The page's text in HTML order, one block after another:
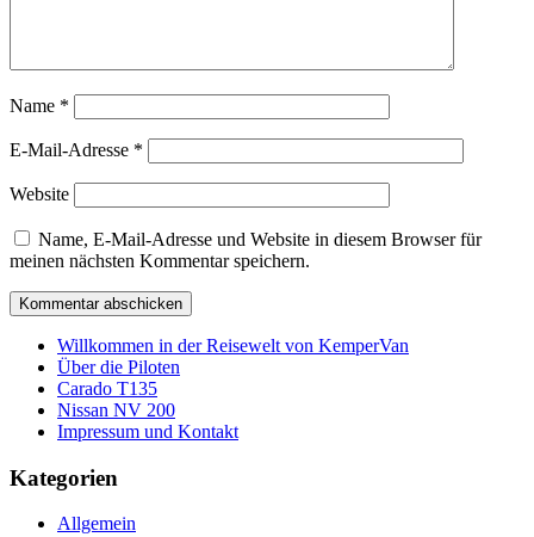
Name *
E-Mail-Adresse *
Website
Name, E-Mail-Adresse und Website in diesem Browser für
meinen nächsten Kommentar speichern.
Willkommen in der Reisewelt von KemperVan
Über die Piloten
Carado T135
Nissan NV 200
Impressum und Kontakt
Kategorien
Allgemein